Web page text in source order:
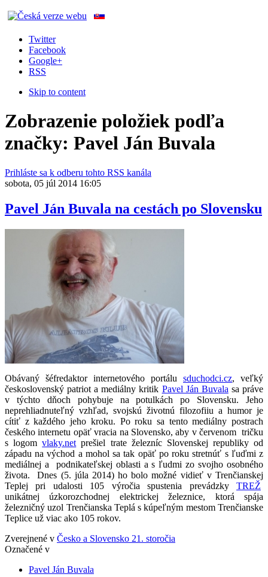
Twitter
Facebook
Google+
RSS
Skip to content
Zobrazenie položiek podľa
značky: Pavel Ján Buvala
Prihláste sa k odberu tohto RSS kanála
sobota, 05 júl 2014 16:05
Pavel Ján Buvala na cestách po Slovensku
Obávaný šéfredaktor internetového portálu sduchodci.cz, veľký
československý patriot a mediálny kritik Pavel Ján Buvala sa práve
v týchto dňoch pohybuje na potulkách po Slovensku. Jeho
neprehliadnuteľný vzhľad, svojskú životnú filozofiiu a humor je
cítiť z každého jeho kroku. Po roku sa tento mediálny postrach
českého internetu opäť vracia na Slovensko, aby v červenom tričku
s logomvlaky.net prešiel trate železníc Slovenskej republiky od
západu na východ a mohol sa tak opäť po roku stretnúť s ľuďmi z
mediálnej a podnikateľskej oblasti a s ľudmi zo svojho osobného
života. Dnes (5. júla 2014) ho bolo možné vidieť v Trenčianskej
Teplej pri udalosti 105 výročia spustenia prevádzky TREŽ
unikátnej úzkorozchodnej elektrickej železnice, ktorá spája
železničný uzol Trenčianska Teplá s kúpeľným mestom Trenčianske
Teplice už viac ako 105 rokov.
Zverejnené v Česko a Slovensko 21. storočia
Označené v
Pavel Ján Buvala